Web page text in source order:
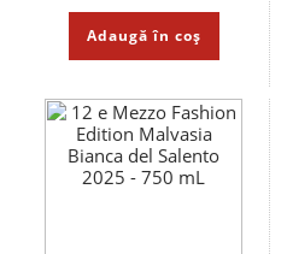
Adaugă în coș